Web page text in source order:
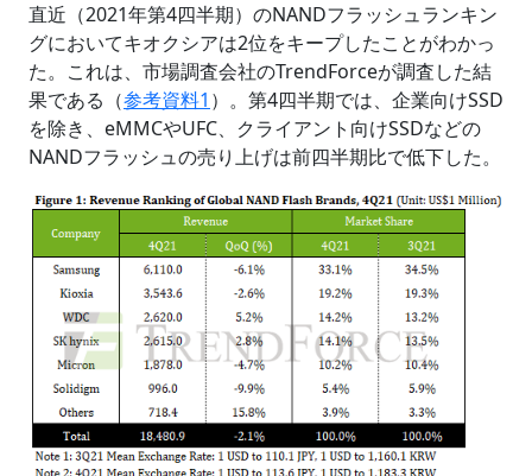
直近（2021年第4四半期）のNANDフラッシュランキン
グにおいてキオクシアは2位をキープしたことがわかっ
た。これは、市場調査会社のTrendForceが調査した結
果である（参考資料1 ）。第4四半期では、企業向けSSD
を除き、eMMCやUFC、クライアント向けSSDなどの
NANDフラッシュの売り上げは前四半期比で低下した。